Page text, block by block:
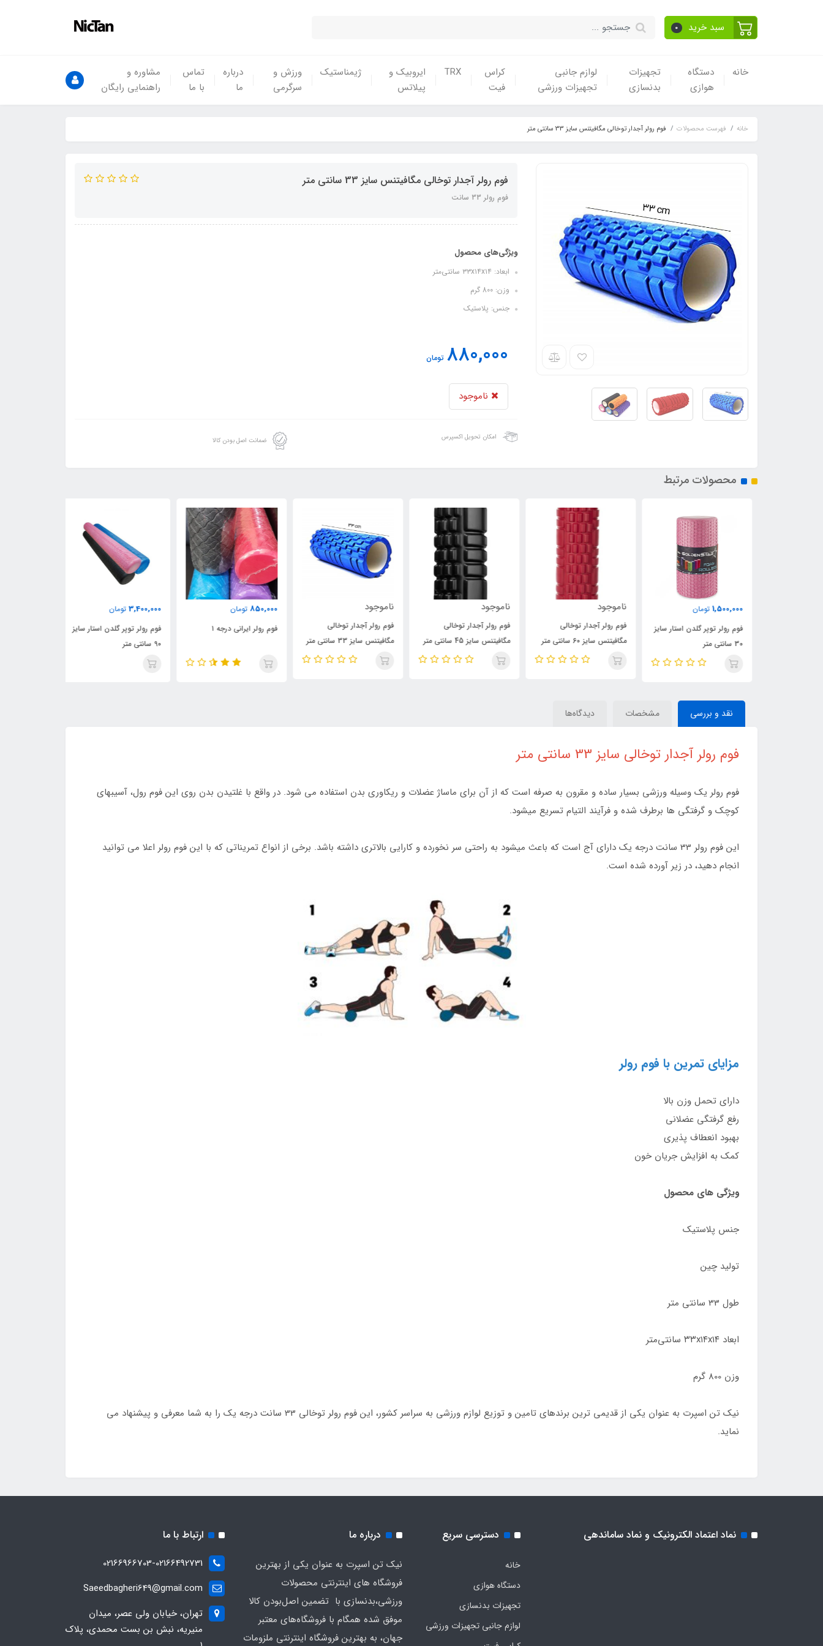
سبد خرید 0
خانه
دستگاه
هوازی
تجهیزات
بدنسازی
لوازم جانبی
تجهیزات ورزشی
کراس
فیت
TRX
ایروبیک و
پیلاتس
ژیمناستیک
ورزش و
سرگرمی
درباره
ما
تماس
با ما
مشاوره و
راهنمایی رایگان
خانه فهرست محصولات فوم رولر آجدار توخالی مگافیتنس سایز 33 سانتی متر
فوم رولر آجدار توخالی مگافیتنس سایز 33 سانتی متر
فوم رولر 33 سانت
ویژگی‌های محصول
ابعاد: ۳۳x۱۴x۱۴ سانتی‌متر
وزن: 800 گرم
جنس: پلاستیک
880,000 تومان
ناموجود
امکان تحویل اکسپرس ضمانت اصل بودن کالا
محصولات مرتبط
1,500,000 تومان
فوم رولر توپر گلدن استار سایز
30 سانتی متر
ناموجود
فوم رولر آجدار توخالی
مگافیتنس سایز 60 سانتی متر
ناموجود
فوم رولر آجدار توخالی
مگافیتنس سایز 45 سانتی متر
ناموجود
فوم رولر آجدار توخالی
مگافیتنس سایز 33 سانتی متر
850,000 تومان
فوم رولر ایرانی درجه ۱
3,400,000 تومان
فوم رولر توپر گلدن استار سایز
90 سانتی متر
نقد و بررسی مشخصات دیدگاه‌ها
فوم رولر آجدار توخالی سایز 33 سانتی متر
فوم رولر یک وسیله ورزشی بسیار ساده و مقرون به صرفه است که از آن برای ماساژ عضلات و ریکاوری بدن استفاده می شود. در واقع با غلتیدن بدن روی این فوم رول، آسیبهای
کوچک و گرفتگی ها برطرف شده و فرآیند التیام تسریع میشود.
این فوم رولر 33 سانت درجه یک دارای آج است که باعث میشود به راحتی سر نخورده و کارایی بالاتری داشته باشد. برخی از انواع تمریناتی که با این فوم رولر اعلا می توانید
انجام دهید، در زیر آورده شده است.
مزایای تمرین با فوم رولر
دارای تحمل وزن بالا
رفع گرفتگی عضلانی
بهبود انعطاف پذیری
کمک به افزایش جریان خون
ویژگی های محصول
جنس پلاستیک
تولید چین
طول 33 سانتی متر
ابعاد ۳۳x۱۴x۱۴ سانتی‌متر
وزن 800 گرم
نیک تن اسپرت به عنوان یکی از قدیمی ترین برندهای تامین و توزیع لوازم ورزشی به سراسر کشور، این فوم رولر توخالی 33 سانت درجه یک را به شما معرفی و پیشنهاد می
نماید.
نماد اعتماد الکترونیک و نماد ساماندهی دسترسی سریع
خانه
دستگاه هوازی
تجهیزات بدنسازی
لوازم جانبی تجهیزات ورزشی
درباره ما
نیک تن اسپرت به عنوان یکی از بهترین
فروشگاه های اینترنتی محصولات
ورزشی،بدنسازی با تضمین اصل‌بودن کالا
موفق شده همگام با فروشگاه‌های معتبر
جهان، به بهترین فروشگاه اینترنتی ملزومات
ارتباط با ما
02166966703-02166492731
Saeedbagheri649@gmail.com
تهران، خیابان ولی عصر، میدان
منیریه، نبش بن بست محمدی، پلاک